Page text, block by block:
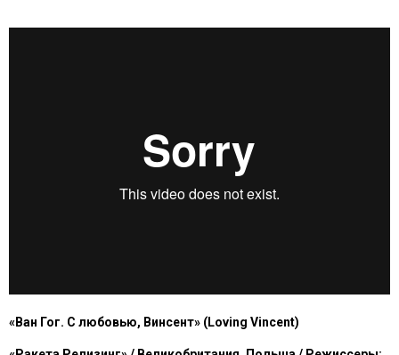
«Ван Гог. С любовью, Винсент» (Loving Vincent)